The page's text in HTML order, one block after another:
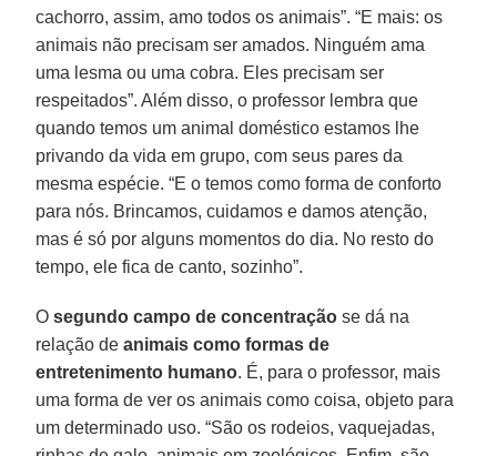
cachorro, assim, amo todos os animais”. “E mais: os
animais não precisam ser amados. Ninguém ama
uma lesma ou uma cobra. Eles precisam ser
respeitados”. Além disso, o professor lembra que
quando temos um animal doméstico estamos lhe
privando da vida em grupo, com seus pares da
mesma espécie. “E o temos como forma de conforto
para nós. Brincamos, cuidamos e damos atenção,
mas é só por alguns momentos do dia. No resto do
tempo, ele fica de canto, sozinho”.
Osegundo campo de concentração se dá na
relação deanimais como formas de
entretenimento humano. É, para o professor, mais
uma forma de ver os animais como coisa, objeto para
um determinado uso. “São os rodeios, vaquejadas,